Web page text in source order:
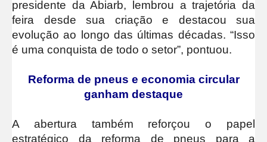
presidente da Abiarb, lembrou a trajetória da
feira desde sua criação e destacou sua
evolução ao longo das últimas décadas. “Isso
é uma conquista de todo o setor”, pontuou.
Reforma de pneus e economia circular
ganham destaque
A abertura também reforçou o papel
estratégico da reforma de pneus para a